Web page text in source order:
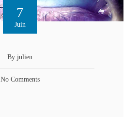
7
Juin
By julien
No Comments